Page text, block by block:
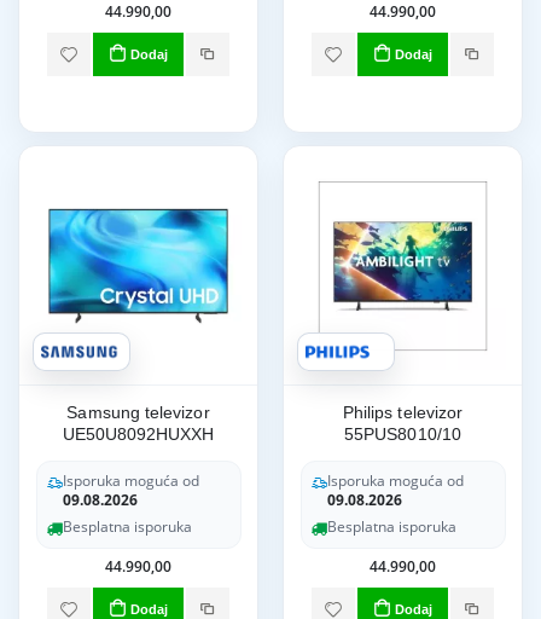
44.990,00
Dodaj
44.990,00
Dodaj
Samsung televizor
UE50U8092HUXXH
Isporuka moguća od
09.08.2026
Besplatna isporuka
44.990,00
Dodaj
Philips televizor
55PUS8010/10
Isporuka moguća od
09.08.2026
Besplatna isporuka
44.990,00
Dodaj